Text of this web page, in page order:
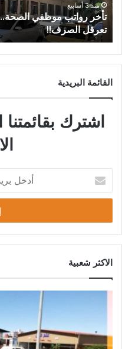
منذ 3 أسابيع
من عتيل .. تكريم
عساف.
القائمة البريدية
اشترك بقائمتنا
الاكثر شعبية